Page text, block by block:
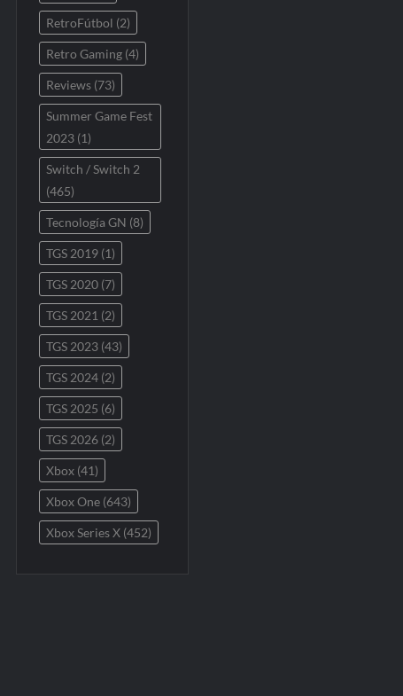
RetroFútbol (2)
Retro Gaming (4)
Reviews (73)
Summer Game Fest
2023 (1)
Switch / Switch 2
(465)
Tecnología GN (8)
TGS 2019 (1)
TGS 2020 (7)
TGS 2021 (2)
TGS 2023 (43)
TGS 2024 (2)
TGS 2025 (6)
TGS 2026 (2)
Xbox (41)
Xbox One (643)
Xbox Series X (452)